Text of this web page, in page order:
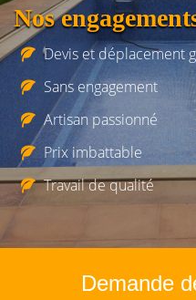
Nos
Devis et déplacement
Sans engagement
Artisan passionné
Prix imbattable
Travail de qualité
Demande